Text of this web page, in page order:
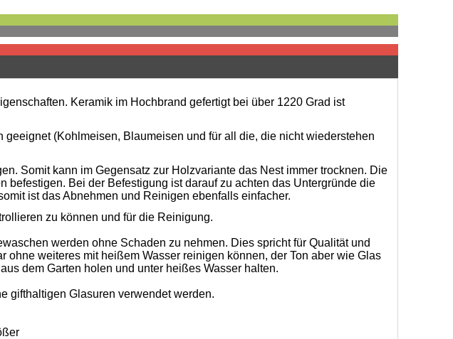
Keramik im Hochbrand gefertigt bei über 1220 Grad ist
(Kohlmeisen, Blaumeisen und für all die, die nicht wiederstehen
Somit kann im Gegensatz zur Holzvariante das Nest immer trocknen. Die
Bei der Befestigung ist darauf zu achten das Untergründe die
ist das Abnehmen und Reinigen ebenfalls einfacher.
zu können und für die Reinigung.
werden ohne Schaden zu nehmen. Dies spricht für Qualität und
weiteres mit heißem Wasser reinigen können, der Ton aber wie Glas
dem Garten holen und unter heißes Wasser halten.
gifthaltigen Glasuren verwendet werden.